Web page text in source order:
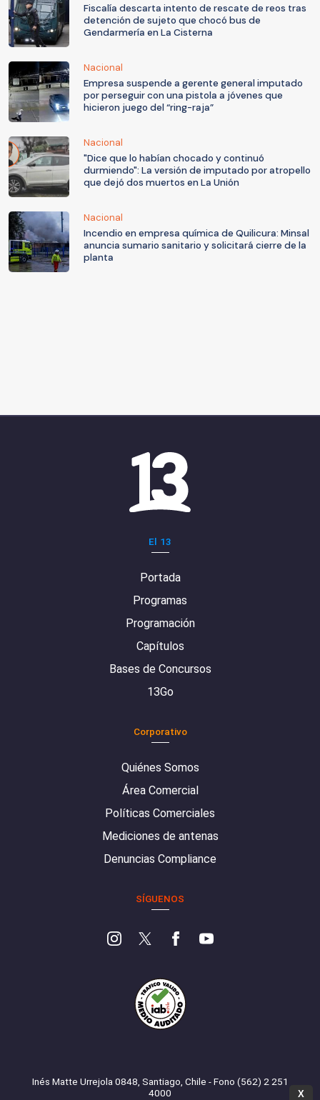
Fiscalía descarta intento de rescate de reos tras
detención de sujeto que chocó bus de
Gendarmería en La Cisterna
Nacional
Empresa suspende a gerente general imputado
por perseguir con una pistola a jóvenes que
hicieron juego del “ring-raja”
Nacional
"Dice que lo habían chocado y continuó
durmiendo": La versión de imputado por atropello
que dejó dos muertos en La Unión
Nacional
Incendio en empresa química de Quilicura: Minsal
anuncia sumario sanitario y solicitará cierre de la
planta
El 13
Portada
Programas
Programación
Capítulos
Bases de Concursos
13Go
Corporativo
Quiénes Somos
Área Comercial
Políticas Comerciales
Mediciones de antenas
Denuncias Compliance
SÍGUENOS
Inés Matte Urrejola 0848, Santiago, Chile - Fono (562) 2 251
4000
X